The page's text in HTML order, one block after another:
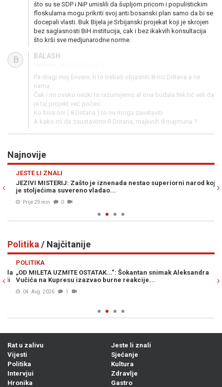
što su se SDP i NiP umislili da šupljom pricom i populistickim
floskulama mogu prikriti svoj anti bosanski plan samo da bi se
docepali vlasti. Buk Bijela je Srbijanski projekat koji je skrojen
bez saglasnosti BiH institucija, cak i bez ikakvih konsultacija
što krši sve medjunarodne norme.
B BALASH
Pa dragi moj Envere, ti to trebaš objasniti 8-rici Dritana a ne
nama.
Čak i mi ovako neuki to razumijemo al ona budala Nikšić veli da
je taj projekt već počeo.
Ko biva oni ( 8 Dritana ) to ne mogu zaustaviti.
A kako mi da zaustavimo 8 Dritana, majkinih 8 majmuna ?
Najnovije
JESTE LI ZNALI
JEZIVI MISTERIJ: Zašto je iznenada nestao superiorni narod koji
je stoljećima suvereno vladao...
Prije 29 min 0
Politika / Najčitanije
POLITIKA
„OD MILETA UZMITE OSTATAK...“: Šokantan snimak Aleksandra
Vučića na Kupresu izazvao burne reakcije...
04. Avg. 2026 1
Rat u zalivu
Vijesti
Politika
Intervjui
Hronika
Jeste li znali
Sjećanje
Kultura
Zdravlje
Gastro